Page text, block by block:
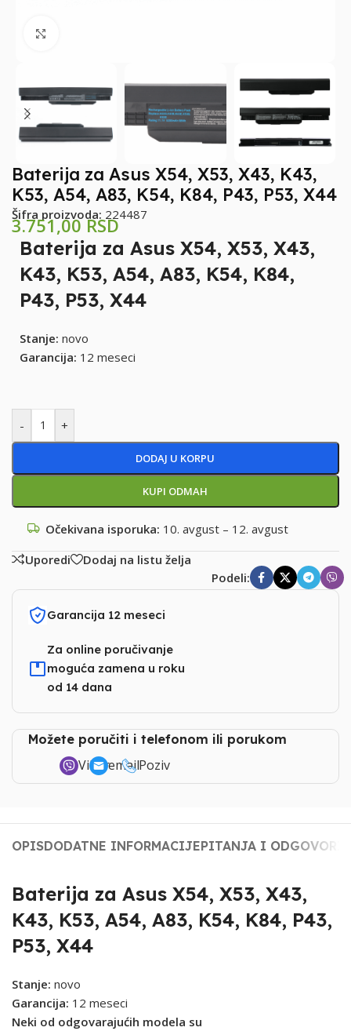
Baterija za Asus X54, X53, X43, K43,
K53, A54, A83, K54, K84, P43, P53, X44
Šifra proizvoda: 224487
3.751,00RSD
Baterija za Asus X54, X53, X43,
K43, K53, A54, A83, K54, K84,
P43, P53, X44
Stanje: novo
Garancija: 12 meseci
- +
DODAJ U KORPU
KUPI ODMAH
Očekivana isporuka: 10. avgust – 12. avgust
Uporedi
Dodaj na listu želja
Podeli:
Garancija 12 meseci
Za online poručivanje
moguća zamena u roku
od 14 dana
Možete poručiti i telefonom ili porukom
ViberemailPoziv
OPISDODATNE INFORMACIJEPITANJA I ODGOVORI
Baterija za Asus X54, X53, X43,
K43, K53, A54, A83, K54, K84, P43,
P53, X44
Stanje: novo
Garancija: 12 meseci
Neki od odgovarajućih modela su